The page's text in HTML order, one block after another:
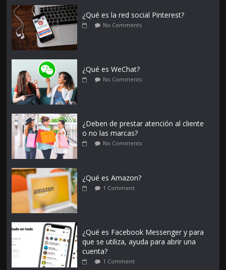
¿Qué es la red social Pinterest?
No Comments
¿Qué es WeChat?
No Comments
¿Deben de prestar atención al cliente
o no las marcas?
No Comments
¿Qué es Amazon?
1 Comment
¿Qué es Facebook Messenger y para
que se utiliza, ayuda para abrir una
cuenta?
1 Comment